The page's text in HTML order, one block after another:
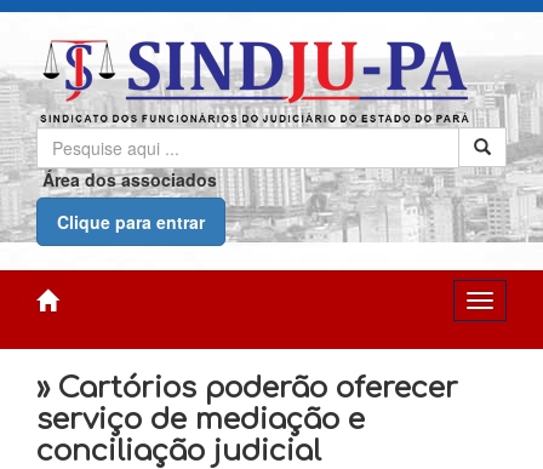
Área dos associados
Clique para entrar
» Cartórios poderão oferecer
serviço de mediação e
conciliação judicial